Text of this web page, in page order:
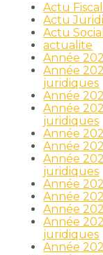
Actu
Actu
Actu
actualite
Année
Année
juridiques
Année
Année
juridiques
Année
Année
Année
juridiques
Année
Année
Année
Année
juridiques
Année